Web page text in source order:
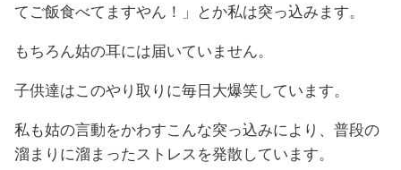
てご飯食べてますやん！」とか私は突っ込みます。
もちろん姑の耳には届いていません。
子供達はこのやり取りに毎日大爆笑しています。
私も姑の言動をかわすこんな突っ込みにより、普段の
溜まりに溜まったストレスを発散しています。